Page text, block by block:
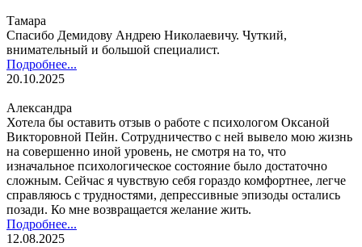
Тамара
Спасибо Демидову Андрею Николаевичу. Чуткий,
внимательный и большой специалист.
Подробнее...
20.10.2025
Александра
Хотела бы оставить отзыв о работе с психологом Оксаной
Викторовной Пейн. Сотрудничество с ней вывело мою жизнь
на совершенно иной уровень, не смотря на то, что
изначальное психологическое состояние было достаточно
сложным. Сейчас я чувствую себя гораздо комфортнее, легче
справляюсь с трудностями, депрессивные эпизоды остались
позади. Ко мне возвращается желание жить.
Подробнее...
12.08.2025